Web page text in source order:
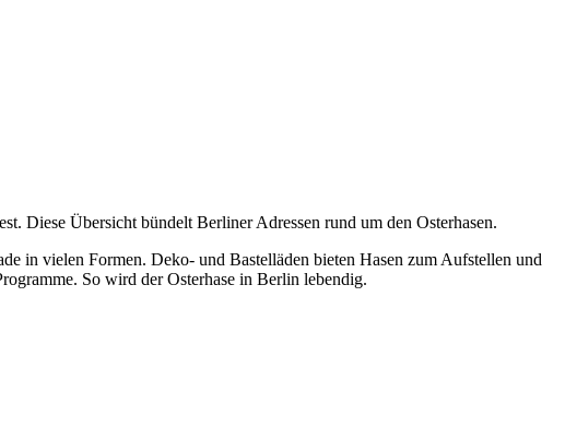
Diese Übersicht bündelt Berliner Adressen rund um den Osterhasen.
in vielen Formen. Deko- und Bastelläden bieten Hasen zum Aufstellen und
So wird der Osterhase in Berlin lebendig.